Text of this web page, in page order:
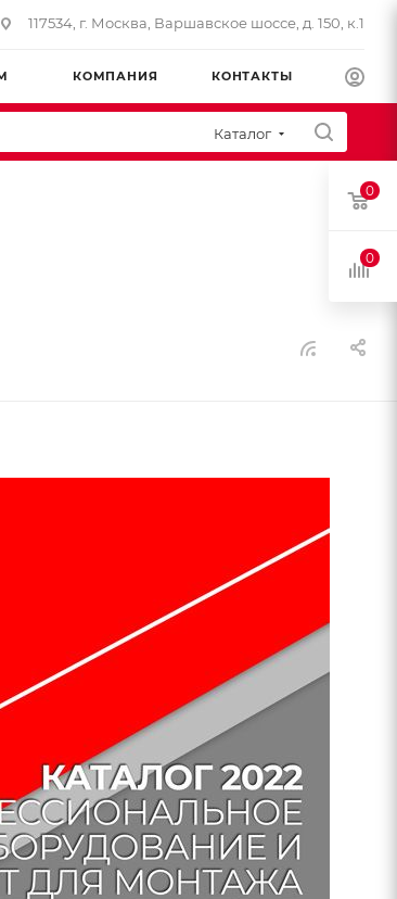
117534, г. Москва, Варшавское шоссе, д. 150, к.1
КОМПАНИЯ КОНТАКТЫ
Каталог
0
0